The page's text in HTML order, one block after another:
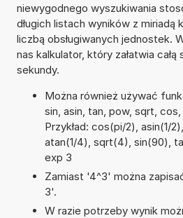
niewygodnego wyszukiwania
długich listach wyników z miriadą
liczbą obsługiwanych jednostek.
nas kalkulator, który załatwia całą
sekundy.
Można również używać
sin, asin, tan, pow, sqrt,
Przykład: cos(pi/2), asin(1/
atan(1/4), sqrt(4), sin(90),
exp 3
Zamiast '4^3' można
3'.
W razie potrzeby wynik